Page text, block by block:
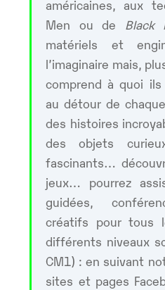
américaines, aux
Men ou de Black
matériels et
l’imaginaire mais,
comprend à quoi
au détour de
des histoires
des objets
fascinants…
jeux… pourrez
guidées,
créatifs pour tous
différents niveaux
CM1) : en suivant
sites et pages